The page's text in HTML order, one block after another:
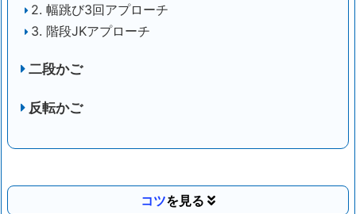
2. 幅跳び3回アプローチ
3. 階段JKアプローチ
二段かご
反転かご
コツ